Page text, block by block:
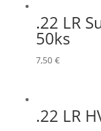
.22 LR
50ks
7,50 €
.22 LR